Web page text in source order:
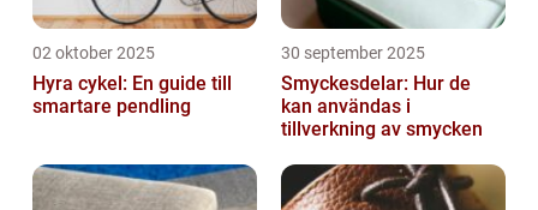
02 oktober 2025
Hyra cykel: En guide till
smartare pendling
30 september 2025
Smyckesdelar: Hur de
kan användas i
tillverkning av smycken